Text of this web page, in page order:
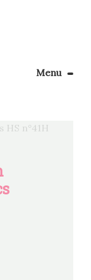
Menu
la couture